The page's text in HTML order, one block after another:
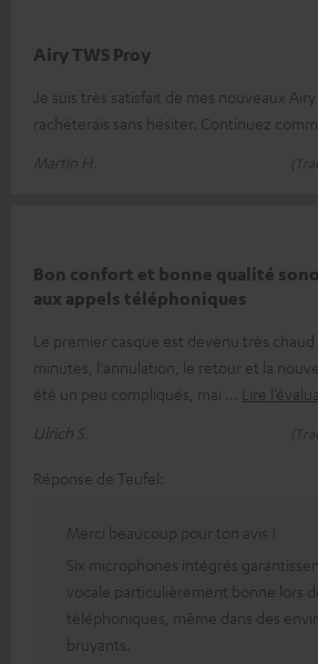
Airy TWS Proy
Je suis très satisfait de mes nouveaux Airy
rachèterais sans hésiter. Continuez
Martin H.
Bon confort et bonne qualité
aux appels téléphoniques
Le premier casque est devenu très
minutes, l'annulation, le retour et la
été un peu compliqués, mai
Lire
Ulrich S.
Réponse de Teufel:
Merci beaucoup pour ton avis !
Six microphones intégrés
vocale particulièrement bonne lors
téléphoniques, même dans des
bruyants.